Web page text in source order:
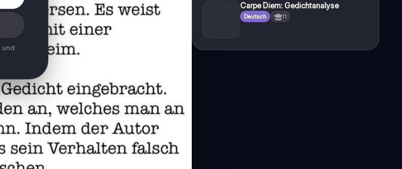
und
Carpe Diem: Gedichtanalyse
Deutsch 11